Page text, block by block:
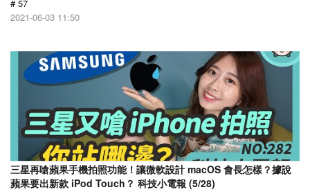
# 57
2021-06-03 11:50
三星再嗆蘋果手機拍照功能！讓微軟設計 macOS 會長怎樣？據說
蘋果要出新款 iPod Touch？ 科技小電報 (5/28)